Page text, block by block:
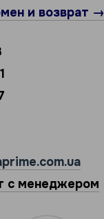
и возврат →
с менеджером